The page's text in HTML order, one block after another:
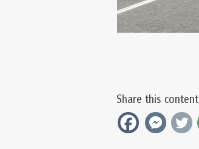
Share this content